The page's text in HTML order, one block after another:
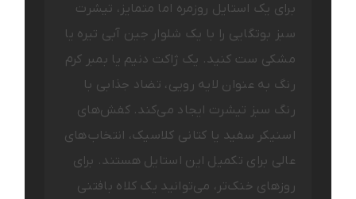
برای یک استایل روزمره اما متمایز، تیشرت
سبز بوتگایی را با یک شلوار جین آبی تیره یا
مشکی ست کنید. یک ژاکت دنیم یا بمبر کرم
رنگ به عنوان لایه رویی، تضاد جذابی با
رنگ سبز تیشرت ایجاد می‌کند. کفش‌های
اسنیکر سفید یا کتانی کلاسیک، انتخاب‌های
عالی برای تکمیل این استایل هستند. برای
روزهای خنک‌تر، می‌توانید یک کلاه بافتنی